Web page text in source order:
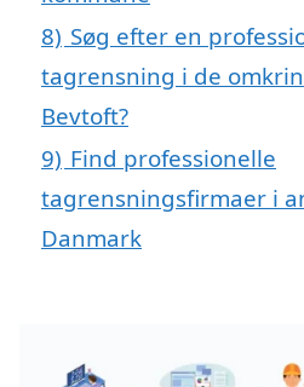
8) Søg efter en
tagrensning i de
Bevtoft?
9) Find professionelle
tagrensningsfirmaer i
Danmark